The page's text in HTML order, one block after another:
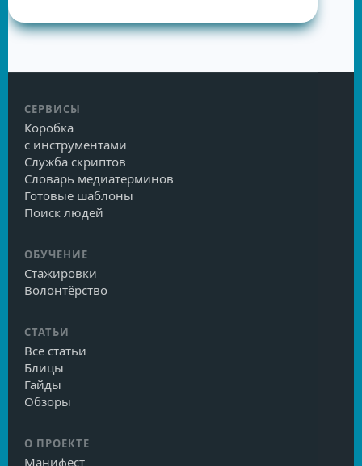
СЕРВИСЫ
Коробка
с инструментами
Служба скриптов
Словарь медиатерминов
Готовые шаблоны
Поиск людей
ОБУЧЕНИЕ
Стажировки
Волонтёрство
СТАТЬИ
Все статьи
Блицы
Гайды
Обзоры
О ПРОЕКТЕ
Манифест